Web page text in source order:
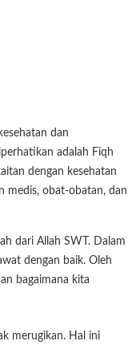
dan
adalah Fiqh
dengan kesehatan
medis, obat-obatan, dan
dari Allah SWT. Dalam
dengan baik. Oleh
bagaimana kita
merugikan. Hal ini